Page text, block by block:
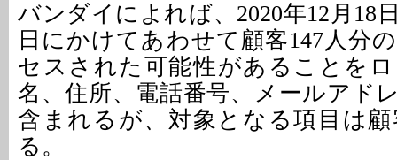
バンダイによれば、2020年12月18
日にかけてあわせて顧客147人分
セスされた可能性があることを
名、住所、電話番号、メールアド
含まれるが、対象となる項目は
る。